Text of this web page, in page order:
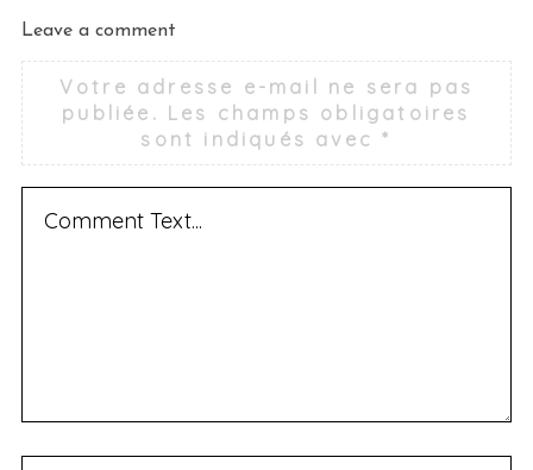
Leave a comment
Votre adresse e-mail ne sera pas
publiée. Les champs obligatoires
sont indiqués avec*